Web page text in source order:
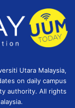
Utara Malaysia,
on daily campus
authority. All rights